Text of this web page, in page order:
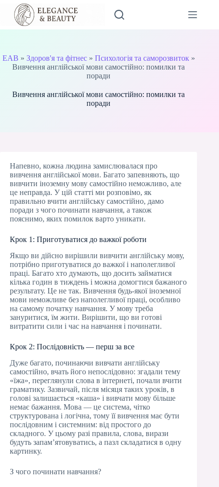
Перейти
вмісту
EAB » Здоров'я та фітнес» Психологія та саморозвиток»
Вивчення англійської мови самостійно: помилки та
поради
Вивчення англійської мови самостійно: помилки та
поради
Напевно, кожна людина замислювалася про
вивчення англійської мови. Багато запевняють, що
вивчити іноземну мову самостійно неможливо, але
це неправда. У цій статті ми розповімо, як
правильно вчити англійську самостійно, дамо
поради з чого починати навчання, а також
пояснимо, яких помилок варто уникати.
Крок 1: Приготуватися до важкої роботи
Якщо ви дійсно вирішили вивчити англійську мову,
потрібно приготуватися до важкої і наполегливої
праці. Багато хто думають, що досить займатися
кілька годин в тиждень і можна домогтися бажаного
результату. Це не так. Вивчення будь-якої іноземної
мови неможливе без наполегливої праці, особливо
на самому початку навчання. У мову треба
зануритися, їм жити. Вирішити, що ви готові
витратити сили і час на навчання і починати.
Крок 2: Послідовність — перш за все
Дуже багато, починаючи вивчати англійську
самостійно, вчать його непослідовно: згадали тему
«їжа», переглянули слова в інтернеті, почали вчити
граматику. Зазвичай, після місяця таких уроків, в
голові залишається «каша» і вивчати мову більше
немає бажання. Мова — це система, чітко
структурована і логічна, тому її вивчення має бути
послідовним і системним: від простого до
складного. У цьому разі правила, слова, вирази
будуть запам’ятовуватись, а пазл складатися в одну
картинку.
З чого починати навчання?